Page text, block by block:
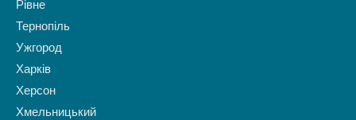
Рівне
Тернопіль
Ужгород
Харків
Херсон
Хмельницький